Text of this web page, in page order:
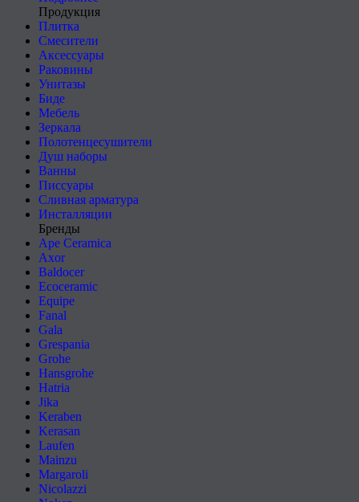
Продукция
Плитка
Смесители
Аксессуары
Раковины
Унитазы
Биде
Мебель
Зеркала
Полотенцесушители
Душ наборы
Ванны
Писсуары
Сливная арматура
Инсталляции
Бренды
Ape Ceramica
Axor
Baldocer
Ecoceramic
Equipe
Fanal
Gala
Grespania
Grohe
Hansgrohe
Hatria
Jika
Keraben
Kerasan
Laufen
Mainzu
Margaroli
Nicolazzi